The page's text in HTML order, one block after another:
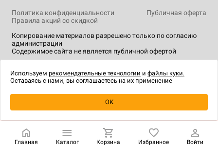
Уведомить о наличии
Копирование материалов разрешено только по согласию
администрации
Содержимое сайта не является публичной офертой
Политика конфиденциальности
Публичная оферта
Правила акций со скидкой
технологии.
Главная Каталог Корзина Избранное Войти
Используем рекомендательные технологии и файлы куки.
Оставаясь с нами, вы соглашаетесь на их применение
OK